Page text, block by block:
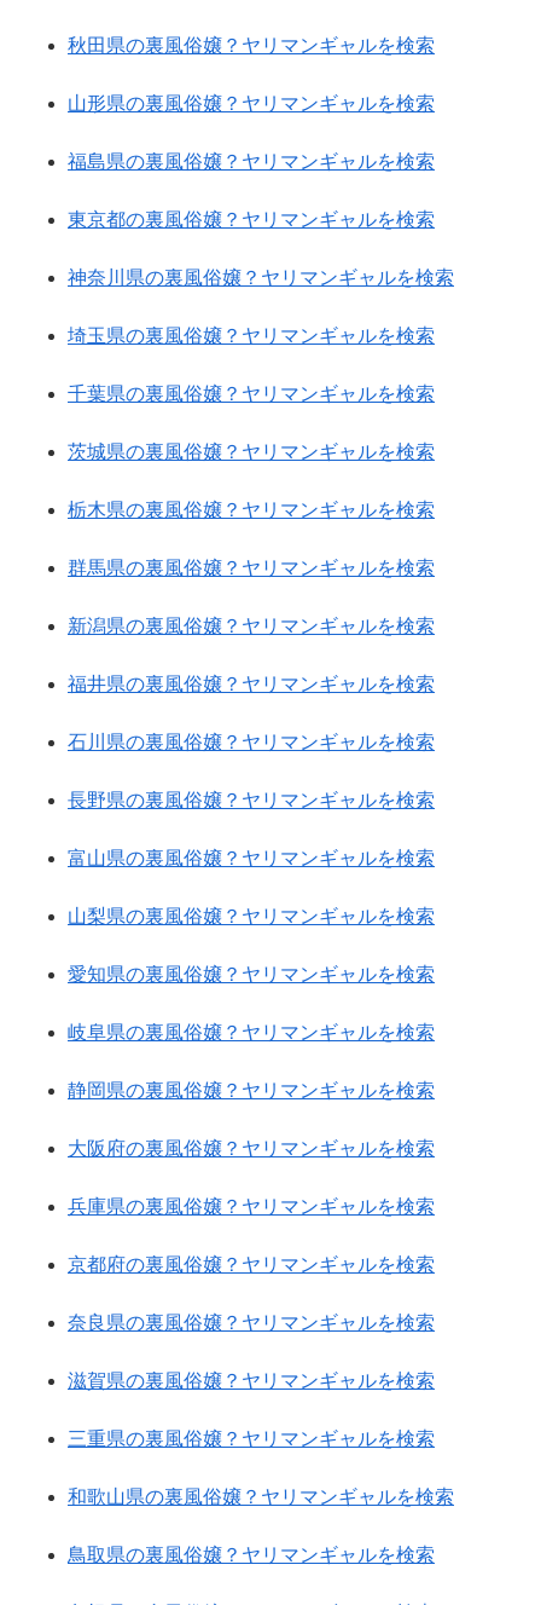
秋田県の裏風俗嬢？ヤリマンギャルを検索
山形県の裏風俗嬢？ヤリマンギャルを検索
福島県の裏風俗嬢？ヤリマンギャルを検索
東京都の裏風俗嬢？ヤリマンギャルを検索
神奈川県の裏風俗嬢？ヤリマンギャルを検索
埼玉県の裏風俗嬢？ヤリマンギャルを検索
千葉県の裏風俗嬢？ヤリマンギャルを検索
茨城県の裏風俗嬢？ヤリマンギャルを検索
栃木県の裏風俗嬢？ヤリマンギャルを検索
群馬県の裏風俗嬢？ヤリマンギャルを検索
新潟県の裏風俗嬢？ヤリマンギャルを検索
福井県の裏風俗嬢？ヤリマンギャルを検索
石川県の裏風俗嬢？ヤリマンギャルを検索
長野県の裏風俗嬢？ヤリマンギャルを検索
富山県の裏風俗嬢？ヤリマンギャルを検索
山梨県の裏風俗嬢？ヤリマンギャルを検索
愛知県の裏風俗嬢？ヤリマンギャルを検索
岐阜県の裏風俗嬢？ヤリマンギャルを検索
静岡県の裏風俗嬢？ヤリマンギャルを検索
大阪府の裏風俗嬢？ヤリマンギャルを検索
兵庫県の裏風俗嬢？ヤリマンギャルを検索
京都府の裏風俗嬢？ヤリマンギャルを検索
奈良県の裏風俗嬢？ヤリマンギャルを検索
滋賀県の裏風俗嬢？ヤリマンギャルを検索
三重県の裏風俗嬢？ヤリマンギャルを検索
和歌山県の裏風俗嬢？ヤリマンギャルを検索
鳥取県の裏風俗嬢？ヤリマンギャルを検索